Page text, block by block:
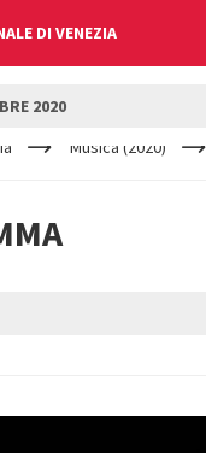
DI VENEZIA
Musica (2020)
2020